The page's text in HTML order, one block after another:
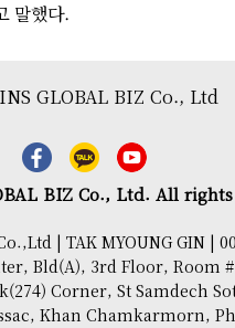
말했다.
BIZ Co., Ltd. All
| TAK MYOUNG GIN |
Bld(A), 3rd Floor, Room
Corner, St Samdech
Khan Chamkarmorn,